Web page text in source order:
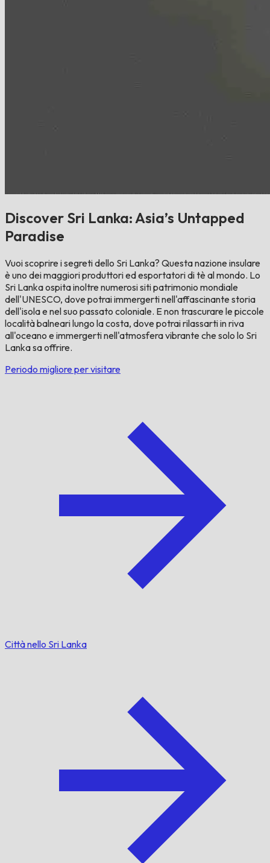
Discover Sri Lanka: Asia’s Untapped
Paradise
Vuoi scoprire i segreti dello Sri Lanka? Questa nazione insulare
è uno dei maggiori produttori ed esportatori di tè al mondo. Lo
Sri Lanka ospita inoltre numerosi siti patrimonio mondiale
dell'UNESCO, dove potrai immergerti nell'affascinante storia
dell'isola e nel suo passato coloniale. E non trascurare le piccole
località balneari lungo la costa, dove potrai rilassarti in riva
all'oceano e immergerti nell'atmosfera vibrante che solo lo Sri
Lanka sa offrire.
Periodo migliore per visitare
Città nello Sri Lanka